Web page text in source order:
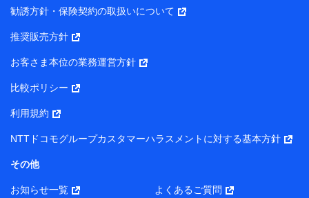
上記に係る案内・手続き・管理等付帯業務を行うため
所・代表者名】
り）
株式会社NTTドコモ・フィナンシャルグループ 代表取締役
社長 廣井 孝史
東京都中央区日本橋人形町2-14-10 アーバンネット日本橋
株式会社ドコモ・インシュアランス 代表取締役社長 吉
勧誘方針・保険契約の取扱いについて
推奨販売方針
お客さま本位の業務運営方針
比較ポリシー
利用規約
NTTドコモグループカスタマーハラスメントに対する基本方針
その他
お知らせ一覧 よくあるご質問